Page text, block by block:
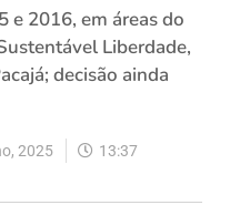
e 2016, em áreas do
Liberdade,
decisão ainda
2025 13:37